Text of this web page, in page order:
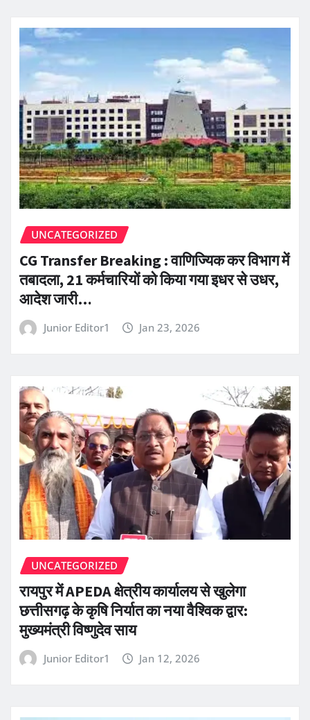
UNCATEGORIZED
CG Transfer Breaking : वाणिज्यिक कर विभाग में
तबादला, 21 कर्मचारियों को किया गया इधर से उधर,
आदेश जारी…
Junior Editor1 Jan 23, 2026
UNCATEGORIZED
रायपुर में APEDA क्षेत्रीय कार्यालय से खुलेगा
छत्तीसगढ़ के कृषि निर्यात का नया वैश्विक द्वार:
मुख्यमंत्री विष्णुदेव साय
Junior Editor1 Jan 12, 2026